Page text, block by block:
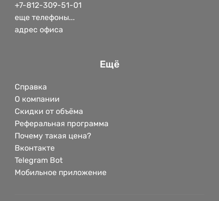
+7-812-309-51-01
еще телефоны...
адрес офиса
Ещё
Справка
О компании
Скидки от объёма
Реферальная программа
Почему такая цена?
Вконтакте
Telegram Bot
Мобильное приложение